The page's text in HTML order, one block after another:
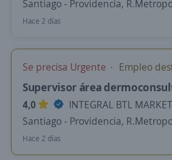
Santiago - Providencia,
Hace 2 días
Se precisa Urgente Empleo
Supervisor área
4,0
INTEGRAL BTL
Santiago - Providencia,
Hace 2 días